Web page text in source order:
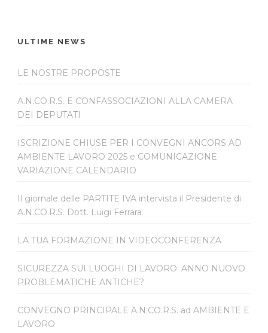
ULTIME NEWS
LE NOSTRE PROPOSTE
A.N.CO.R.S. E CONFASSOCIAZIONI ALLA CAMERA
DEI DEPUTATI
ISCRIZIONE CHIUSE PER I CONVEGNI ANCORS AD
AMBIENTE LAVORO 2025 e COMUNICAZIONE
VARIAZIONE CALENDARIO
Il giornale delle PARTITE IVA intervista il Presidente di
A.N.CO.R.S. Dott. Luigi Ferrara
LA TUA FORMAZIONE IN VIDEOCONFERENZA
SICUREZZA SUI LUOGHI DI LAVORO: ANNO NUOVO
PROBLEMATICHE ANTICHE?
CONVEGNO PRINCIPALE A.N.CO.R.S. ad AMBIENTE E
LAVORO